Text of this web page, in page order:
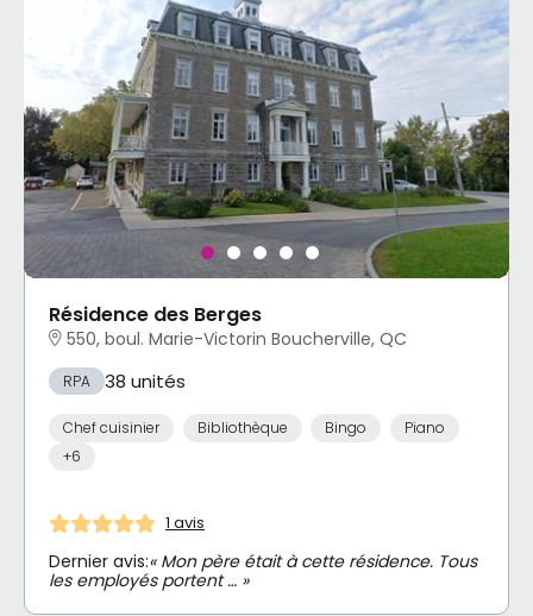
Résidence des Berges
550, boul. Marie-Victorin Boucherville, QC
RPA 38 unités
Chef cuisinier Bibliothèque Bingo
Piano
+6
1 avis
Dernier avis:« Mon père était à cette résidence. Tous
les employés portent … »